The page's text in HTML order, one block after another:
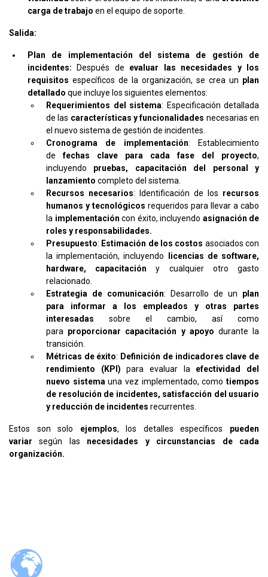
carga de trabajo en el equipo de soporte.
Salida:
Plan de implementación del sistema de gestión de
incidentes: Después de evaluar las necesidades y los
requisitos específicos de la organización, se crea un plan
detallado que incluye los siguientes elementos:
Requerimientos del sistema: Especificación detallada
de las características y funcionalidades necesarias en
el nuevo sistema de gestión de incidentes.
Cronograma de implementación: Establecimiento
defechas clave para cada fase del proyecto,
incluyendo pruebas, capacitación del personal y
lanzamiento completo del sistema.
Recursos necesarios: Identificación de los recursos
humanos y tecnológicos requeridos para llevar a cabo
la implementación con éxito, incluyendo asignación de
roles y responsabilidades.
Presupuesto: Estimación de los costos asociados con
la implementación, incluyendo licencias de software,
hardware, capacitación y cualquier otro gasto
relacionado.
Estrategia de comunicación: Desarrollo de un plan
para informar a los empleados y otras partes
interesadas sobre el cambio, así como
para proporcionar capacitación y apoyo durante la
transición.
Métricas de éxito: Definición de indicadores clave de
rendimiento (KPI) para evaluar la efectividad del
nuevo sistema una vez implementado, como tiempos
de resolución de incidentes, satisfacción del usuario
y reducción de incidentes recurrentes.
Estos son solo ejemplos, los detalles específicos pueden
variar según las necesidades y circunstancias de cada
organización.